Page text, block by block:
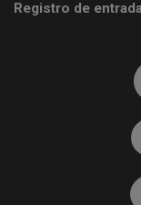
Registro de